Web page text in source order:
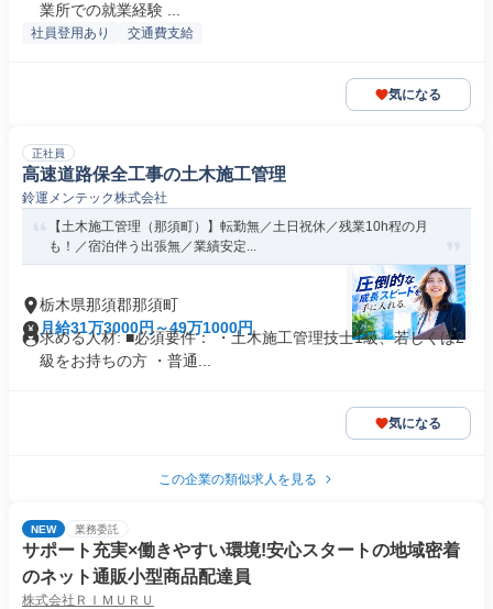
業所での就業経験 ...
社員登用あり 交通費支給
気になる
正社員
高速道路保全工事の土木施工管理
鈴運メンテック株式会社
【土木施工管理（那須町）】転勤無／土日祝休／残業10h程の月
も！／宿泊伴う出張無／業績安定...
栃木県那須郡那須町
月給31万3000円～49万1000円
求める人材: ■必須要件： ・土木施工管理技士1級、若しくは2
級をお持ちの方 ・普通...
気になる
この企業の類似求人を見る
NEW 業務委託
サポート充実×働きやすい環境!安心スタートの地域密着
のネット通販小型商品配達員
株式会社ＲＩＭＵＲＵ